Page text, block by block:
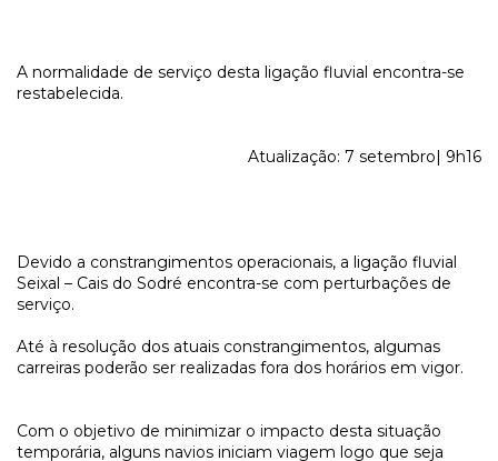
A normalidade de serviço desta ligação fluvial encontra-se
restabelecida.
Atualização: 7 setembro| 9h16
Devido a constrangimentos operacionais, a ligação fluvial
Seixal – Cais do Sodré encontra-se com perturbações de
serviço.
Até à resolução dos atuais constrangimentos, algumas
carreiras poderão ser realizadas fora dos horários em vigor.
Com o objetivo de minimizar o impacto desta situação
temporária, alguns navios iniciam viagem logo que seja